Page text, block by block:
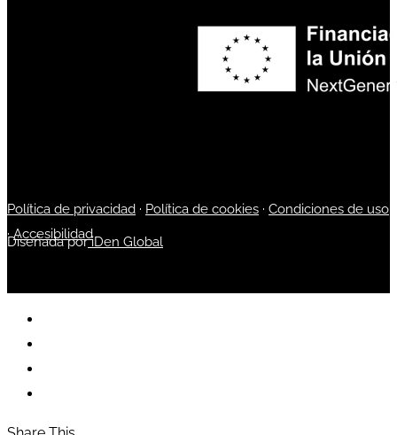
Política de privacidad · Política de cookies · Condiciones de uso
·Accesibilidad
Diseñada poriDen Global